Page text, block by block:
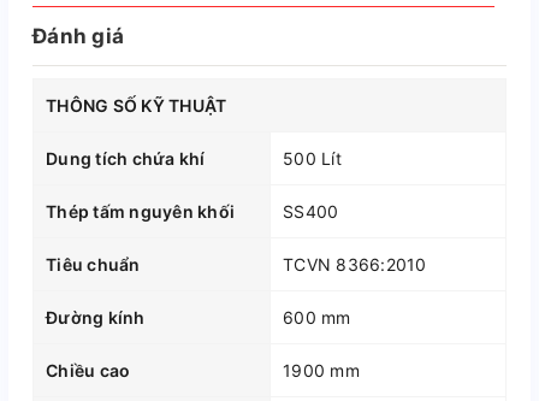
Đánh giá
THÔNG SỐ KỸ THUẬT
Dung tích chứa khí 500 Lít
Thép tấm nguyên khối SS400
Tiêu chuẩn TCVN 8366:2010
Đường kính 600 mm
Chiều cao 1900 mm